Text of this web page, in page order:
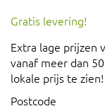
Gratis levering!
Extra lage prijzen
vanaf meer dan
lokale prijs te zien!
Postcode